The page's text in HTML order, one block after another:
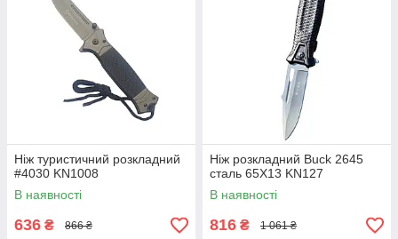
Ніж туристичний розкладний
#4030 KN1008
В наявності
636 ₴ 866 ₴
Ніж розкладний Buck 2645
сталь 65Х13 KN127
В наявності
816 ₴ 1 061 ₴